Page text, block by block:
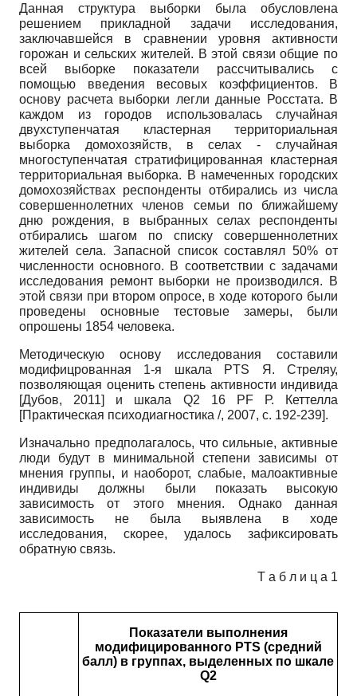
Данная структура выборки была обусловлена
решением прикладной задачи исследования,
заключавшейся в сравнении уровня активности
горожан и сельских жителей. В этой связи общие по
всей выборке показатели рассчитывались с
помощью введения весовых коэффициентов. В
основу расчета выборки легли данные Росстата. В
каждом из городов использовалась случайная
двухступенчатая кластерная территориальная
выборка домохозяйств, в селах - случайная
многоступенчатая стратифицированная кластерная
территориальная выборка. В намеченных городских
домохозяйствах респонденты отбирались из числа
совершеннолетних членов семьи по ближайшему
дню рождения, в выбранных селах респонденты
отбирались шагом по списку совершеннолетних
жителей села. Запасной список составлял 50% от
численности основного. В соответствии с задачами
исследования ремонт выборки не производился. В
этой связи при втором опросе, в ходе которого были
проведены основные тестовые замеры, были
опрошены 1854 человека.
Методическую основу исследования составили
модифицрованная 1-я шкала PTS Я. Стреляу,
позволяющая оценить степень активности индивида
[Дубов, 2011]
и шкала Q2 16 PF Р. Кеттелла
[Практическая психодиагностика /, 2007, с. 192-239].
Изначально предполагалось, что сильные, активные
люди будут в минимальной степени зависимы от
мнения группы, и наоборот, слабые, малоактивные
индивиды должны были показать высокую
зависимость от этого мнения. Однако данная
зависимость не была выявлена в ходе
исследования, скорее, удалось зафиксировать
обратную связь.
Т а б л и ц а 1
Показатели выполнения
модифицированного PTS (средний
балл) в группах, выделенных по шкале
Q2